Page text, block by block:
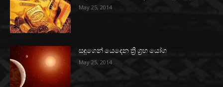
May 25, 2014
සඳුගෙන් යෙදෙන ත්‍රි ග්‍රහ යෝග
May 25, 2014